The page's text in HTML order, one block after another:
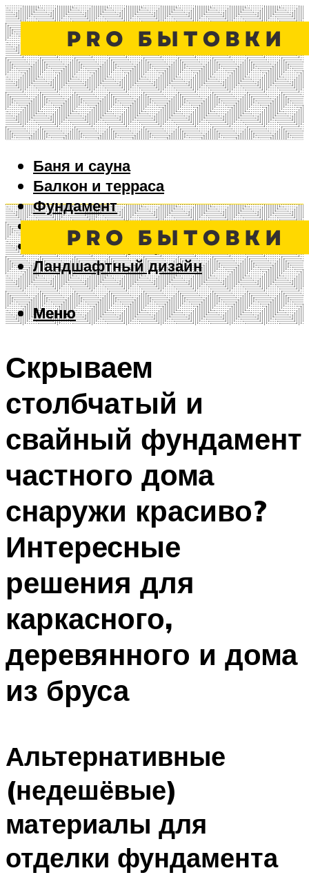
Баня и сауна
Балкон и терраса
Фундамент
Ворота и забор
Дизайн интерьера
Ландшафтный дизайн
Меню
Меню
Скрываем
столбчатый и
свайный фундамент
частного дома
снаружи красиво?
Интересные
решения для
каркасного,
деревянного и дома
из бруса
Альтернативные
(недешёвые)
материалы для
отделки фундамента